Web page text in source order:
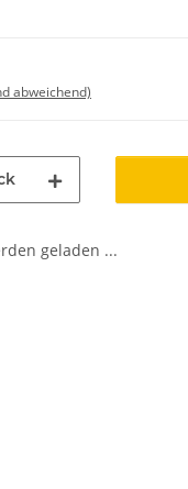
abweichend)
geladen ...